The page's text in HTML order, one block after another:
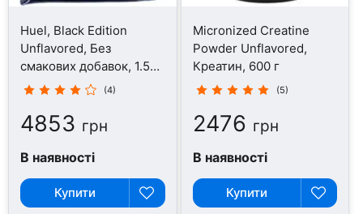
Huel, Black Edition
Unflavored, Без
смакових добавок, 1.53
кг
(4)
4853 грн
В наявності
Купити
Micronized Creatine
Powder Unflavored,
Креатин, 600 г
(5)
2476 грн
В наявності
Купити